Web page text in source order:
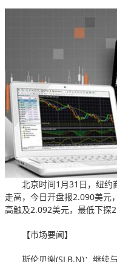
北京时间1月31日，纽约
走高，今日开盘报2.090美元
高触及2.092美元，最低下探
【市场要闻】
斯伦贝谢(SLB.N)：继续与